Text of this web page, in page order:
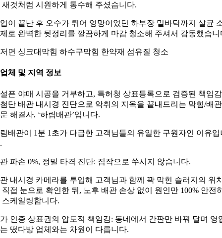
새것처럼 시원하게 통수해 주셨습니다.
이 끝난 후 오수가 튀어 엉망이었던 하부장 밑바닥까지 살균
로 완벽한 뒷정리를 깔끔하게 마감 청소해 주셔서 감동했습니
면 싱크대막힘 하수구막힘 한약재 섬유질 청소
체 및 지역 정보
픈 야매 시공을 거부하고, 특허청 상표등록으로 검증된 책임
단 배관 내시경 진단으로 악취의 지옥을 끝내드리는 막힘/배관
해결사, ‘하림배관’입니다.
배관이 1분 1초가 다급한 고객님들의 유일한 구원자인 이유입
파손 0%, 정밀 타격 진단: 짐작으로 쑤시지 않습니다.
내시경 카메라를 투입해 고객님과 함께 꽉 막힌 슬러지의 위
직접 눈으로 확인한 뒤, 노후 배관 손상 없이 원인만 100% 안전
스케일링합니다.
인증 상표권의 압도적 책임감: 동네에서 간판만 바꿔 달며 영
떴다방 업체와는 차원이 다릅니다.